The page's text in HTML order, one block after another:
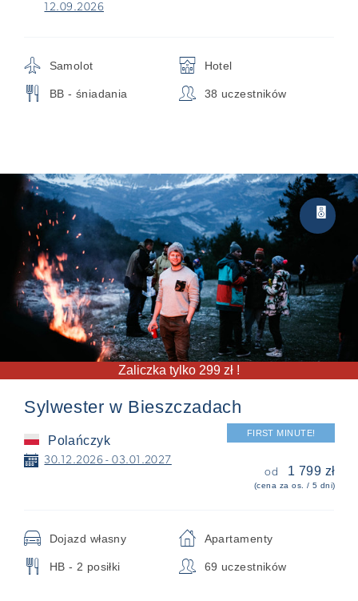
12.09.2026
✈ Samolot 🏨 Hotel
🍴 BB - śniadania 👥 38 uczestników
Zaliczka tylko 299 zł !
Party

Sylwester w Bieszczadach
Polańczyk
📅 30.12.2026 - 03.01.2027
FIRST MINUTE!
od 1 799 zł
(cena za os. / 5 dni)
🚘 Dojazd własny ⌂ Apartamenty
🍴 HB - 2 posiłki 👥 69 uczestników